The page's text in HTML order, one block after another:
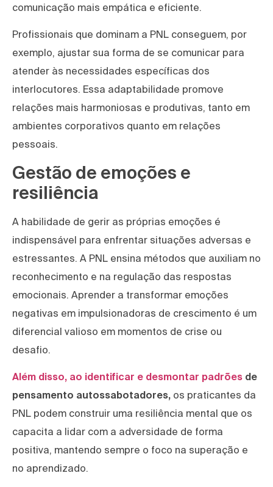
comunicação mais empática e eficiente.
Profissionais que dominam a PNL conseguem, por
exemplo, ajustar sua forma de se comunicar para
atender às necessidades específicas dos
interlocutores. Essa adaptabilidade promove
relações mais harmoniosas e produtivas, tanto em
ambientes corporativos quanto em relações
pessoais.
Gestão de emoções e
resiliência
A habilidade de gerir as próprias emoções é
indispensável para enfrentar situações adversas e
estressantes. A PNL ensina métodos que auxiliam no
reconhecimento e na regulação das respostas
emocionais. Aprender a transformar emoções
negativas em impulsionadoras de crescimento é um
diferencial valioso em momentos de crise ou
desafio.
Além disso, ao identificar e desmontar padrões de
pensamento autossabotadores, os praticantes da
PNL podem construir uma resiliência mental que os
capacita a lidar com a adversidade de forma
positiva, mantendo sempre o foco na superação e
no aprendizado.